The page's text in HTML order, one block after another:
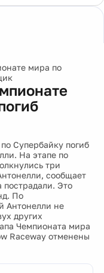
мира по
Супербайку погиб
На этапе по
три
сообщает
Это
По
Антонелли не
других
Чемпионата мира
Raceway отменены